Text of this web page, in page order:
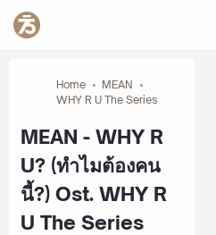
Home
MEAN
WHY R U The Series
MEAN - WHY R
U? (ทำไมต้องคน
นี้?) Ost. WHY R
U The Series